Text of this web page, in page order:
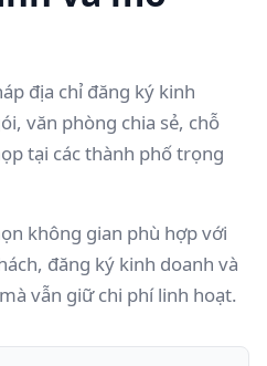
địa chỉ đăng ký kinh
văn phòng chia sẻ, chỗ
tại các thành phố trọng
không gian phù hợp với
đăng ký kinh doanh và
vẫn giữ chi phí linh hoạt.